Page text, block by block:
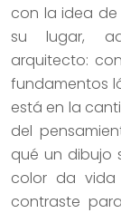
con la idea de
su lugar,
arquitecto:
fundamentos
está en la
del
qué un dibujo
color da
contraste